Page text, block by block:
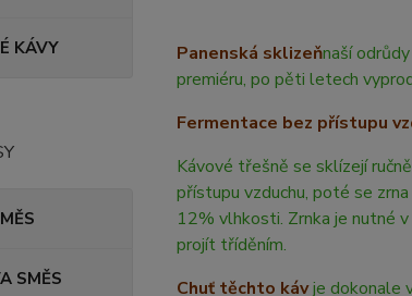
KÁVY
SMĚS
Panenská sklizeňnaší
premiéru, po pěti letech
Fermentace bez přístupu
Kávové třešně se sklízejí
přístupu vzduchu, poté se
12% vlhkosti. Zrnka je nutné
projít tříděním.
Chuť těchto kávje dokonale